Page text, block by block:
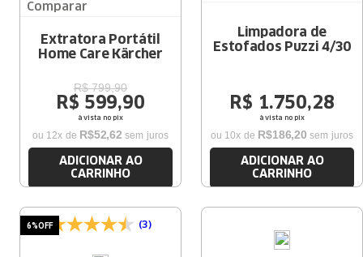
Comparar
Extratora Portátil
Home Care Kärcher
R$ 799,90
R$ 599,90
à vista no pix
ou 12x de R$52,62 sem juros
ADICIONAR AO
CARRINHO
Limpadora de
Estofados Puzzi 4/30
R$ 1.750,28
à vista no pix
ou 10x de R$186,20 sem juros
ADICIONAR AO
CARRINHO
(3)
6%OFF